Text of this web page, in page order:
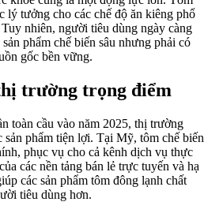
lý tưởng cho các chế độ ăn kiêng phổ
nhiên, người tiêu dùng ngày càng
phẩm chế biến sâu nhưng phải có
gốc bền vững.
trường trọng điểm
toàn cầu vào năm 2025, thị trường
phẩm tiện lợi. Tại Mỹ, tôm chế biến
phục vụ cho cả kênh dịch vụ thực
các nền tảng bán lẻ trực tuyến và hạ
các sản phẩm tôm đông lạnh chất
tiêu dùng hơn.